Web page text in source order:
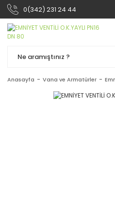
0(342) 231 24 44
Anasayfa Vana ve Armatürler